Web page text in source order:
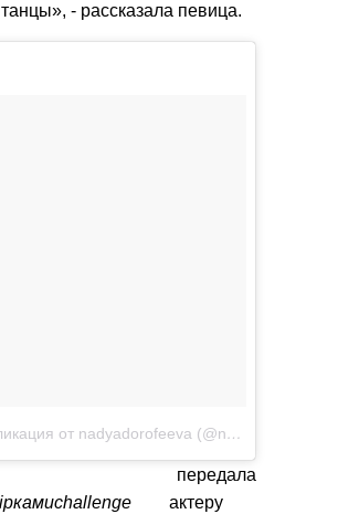
- рассказала певица.
Публикация от nadyadorofeeva (@nadyadorofeeva)
передала
актеру